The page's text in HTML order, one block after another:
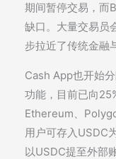
期间暂停交易，而
缺口。大量交易员
步拉近了传统金融
Cash App也开始
功能，目前已向
Ethereum、
用户可存入USDC
以USDC提至外部